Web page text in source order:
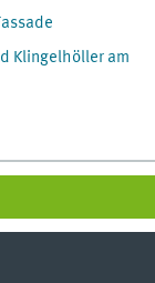
Klingelhöller am